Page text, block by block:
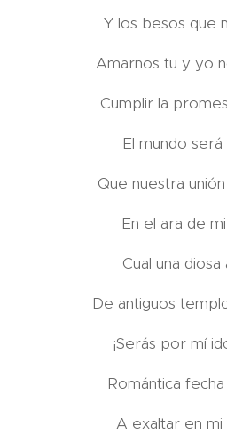
Y los besos que
Amarnos tu y yo
Cumplir la
El mundo
Que nuestra
En el ara de
Cual una diosa
De antiguos
¡Serás por mí
Romántica
A exaltar en